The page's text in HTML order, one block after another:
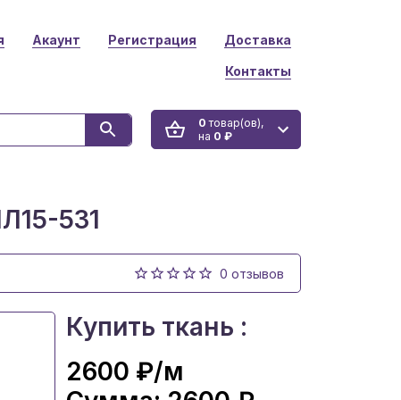
Акаунт Регистрация Доставка
Контакты
0 товар(ов),
на 0 ₽
531
0 отзывов
Купить ткань :
2600 ₽/м